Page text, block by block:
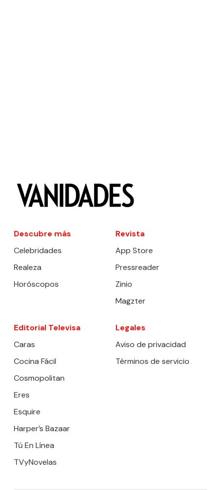
Descubre más
Celebridades
Realeza
Horóscopos
Revista
App Store
Pressreader
Zinio
Magzter
Editorial Televisa
Caras
Cocina Fácil
Cosmopolitan
Eres
Esquire
Harper’s Bazaar
Tú En Línea
TVyNovelas
Legales
Aviso de privacidad
Términos de servicio